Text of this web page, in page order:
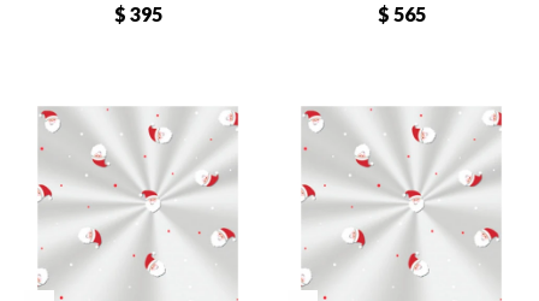
$ 395 $ 565